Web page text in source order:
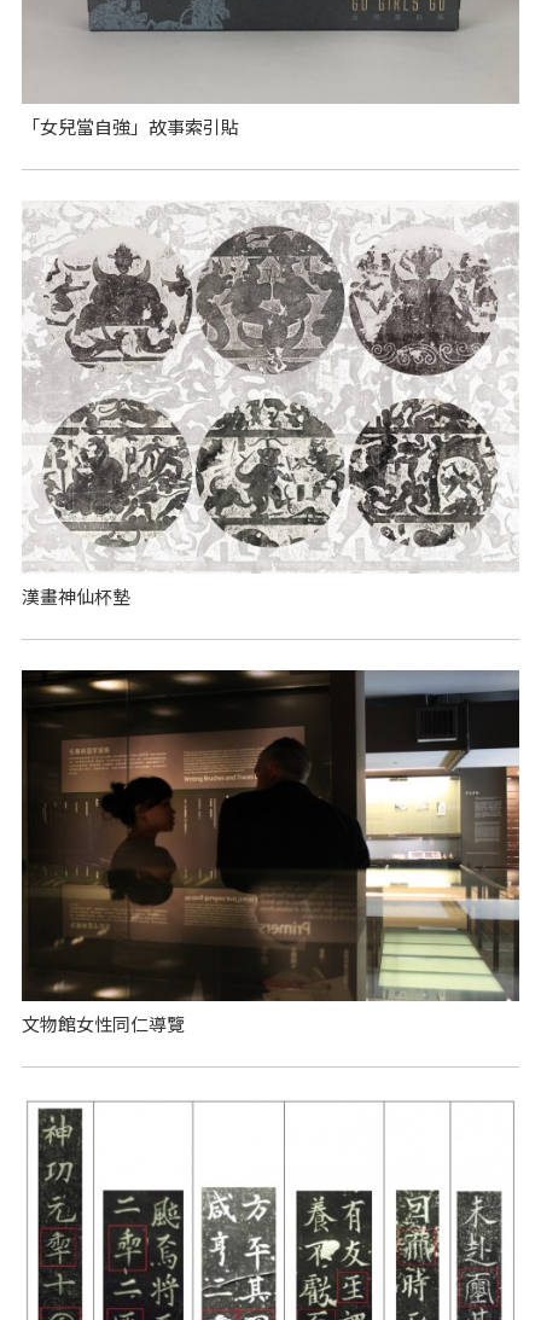
「女兒當自強」故事索引貼
漢畫神仙杯墊
文物館女性同仁導覽